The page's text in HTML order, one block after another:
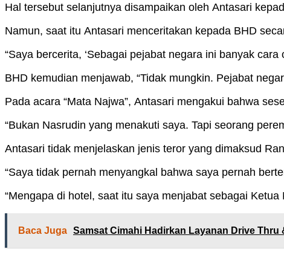
Hal tersebut selanjutnya disampaikan oleh Antasari
Namun, saat itu Antasari menceritakan kepada BHD
“Saya bercerita, ‘Sebagai pejabat negara ini banyak
BHD kemudian menjawab, “Tidak mungkin. Pejabat
Pada acara “Mata Najwa”, Antasari mengakui bahwa
“Bukan Nasrudin yang menakuti saya. Tapi seorang
Antasari tidak menjelaskan jenis teror yang dimaksud
“Saya tidak pernah menyangkal bahwa saya pernah
“Mengapa di hotel, saat itu saya menjabat sebagai
Baca Juga Samsat Cimahi Hadirkan Layanan Drive